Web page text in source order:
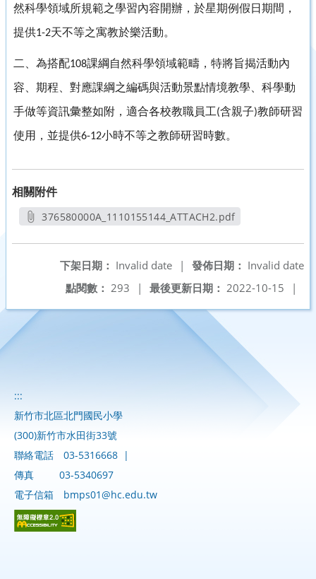
然科學領域所規範之學習內容開辦，於星期例假日期間，
提供1-2天不等之寓教於樂活動。
二、為搭配108課綱自然科學領域範疇，特將旨揭活動內
容、期程、對應課綱之編碼與活動景點情境教學、科學動
手做等資訊彙整如附，適合各校教職員工(含親子)教師研習
使用，並提供6-12小時不等之教師研習時數。
相關附件
376580000A_1110155144_ATTACH2.pdf
發佈日期： Invalid date
下架日期： Invalid date
|
最後更新日期： 2022-10-15 |
點閱數： 293 |
:::
新竹市北區北門國民小學
(300)新竹市水田街33號
聯絡電話
03-5316668 |
傳真
03-5340697
電子信箱
bmps01@hc.edu.tw